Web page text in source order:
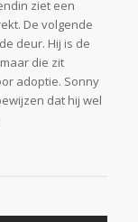
ziet een
De volgende
deur. Hij is de
die zit
adoptie. Sonny
dat hij wel